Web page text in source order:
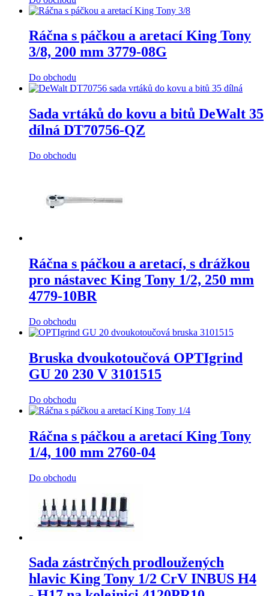
Ráčna s páčkou a aretací King Tony
3/8, 200 mm 3779-08G
Do obchodu
Sada vrtáků do kovu a bitů DeWalt 35
dílná DT70756-QZ
Do obchodu
Ráčna s páčkou a aretací, s drážkou
pro nástavec King Tony 1/2, 250 mm
4779-10BR
Do obchodu
Bruska dvoukotoučová OPTIgrind
GU 20 230 V 3101515
Do obchodu
Ráčna s páčkou a aretací King Tony
1/4, 100 mm 2760-04
Do obchodu
Sada zástrčných prodloužených
hlavic King Tony 1/2 CrV INBUS H4